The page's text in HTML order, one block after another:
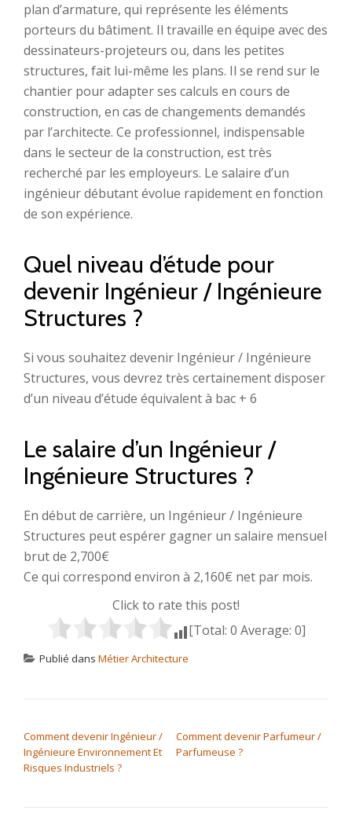
plan d’armature, qui représente les éléments
porteurs du bâtiment. Il travaille en équipe avec des
dessinateurs-projeteurs ou, dans les petites
structures, fait lui-même les plans. Il se rend sur le
chantier pour adapter ses calculs en cours de
construction, en cas de changements demandés
par l’architecte. Ce professionnel, indispensable
dans le secteur de la construction, est très
recherché par les employeurs. Le salaire d’un
ingénieur débutant évolue rapidement en fonction
de son expérience.
Quel niveau d’étude pour
devenir Ingénieur / Ingénieure
Structures ?
Si vous souhaitez devenir Ingénieur / Ingénieure
Structures, vous devrez très certainement disposer
d’un niveau d’étude équivalent à bac + 6
Le salaire d’un Ingénieur /
Ingénieure Structures ?
En début de carrière, un Ingénieur / Ingénieure
Structures peut espérer gagner un salaire mensuel
brut de 2,700€
Ce qui correspond environ à 2,160€ net par mois.
Click to rate this post!
[Total: 0 Average: 0]
Publié dans Métier Architecture
Comment devenir Ingénieur /
Ingénieure Environnement Et
Risques Industriels ?
Comment devenir Parfumeur /
Parfumeuse ?